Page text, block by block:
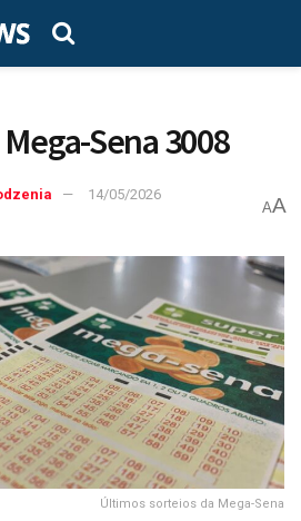
Sena 3008
14/05/2026
AA
Últimos sorteios da Mega-Sena